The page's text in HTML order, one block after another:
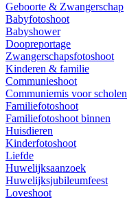
Geboorte & Zwangerschap
Babyfotoshoot
Babyshower
Doopreportage
Zwangerschapsfotoshoot
Kinderen & familie
Communieshoot
Communiemis voor scholen
Familiefotoshoot
Familiefotoshoot binnen
Huisdieren
Kinderfotoshoot
Liefde
Huwelijksaanzoek
Huwelijksjubileumfeest
Loveshoot